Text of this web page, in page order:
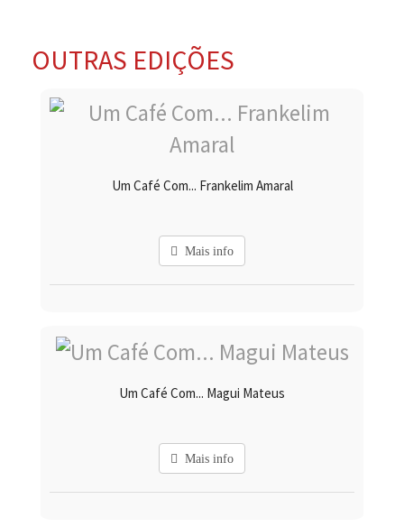
OUTRAS EDIÇÕES
Um Café Com... Frankelim Amaral
Mais info
Um Café Com... Magui Mateus
Mais info